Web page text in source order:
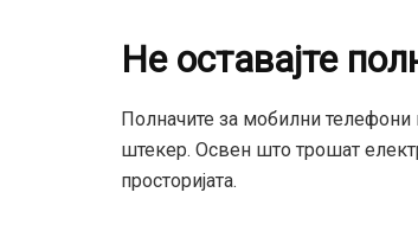
Не оставајте
Полначите за мобилни телефони
штекер. Освен што трошат
просторијата.